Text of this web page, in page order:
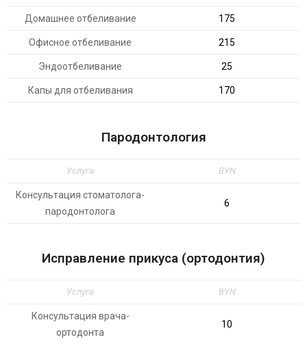
Домашнее отбеливание 175
Офисное отбеливание 215
Эндоотбеливание 25
Капы для отбеливания 170
Пародонтология
Услуга BYN
Консультация стоматолога-
пародонтолога
6
Исправление прикуса (ортодонтия)
Услуга BYN
Консультация врача-
ортодонта
10